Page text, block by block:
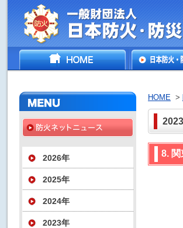
一般財団法人日本
HOME
2026年
2025年
2024年
2023年
HOME >
8.